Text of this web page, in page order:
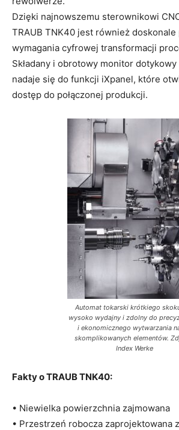
Dzięki najnowszemu sterownikowi
TRAUB TNK40 jest również
wymagania cyfrowej transformacji
Składany i obrotowy monitor dotykowy
nadaje się do funkcji iXpanel, które
dostęp do połączonej produkcji.
Automat tokarski krótkiego
wysoko wydajny i zdolny do
i ekonomicznego wytwarzania
skomplikowanych elementów.
Index Werke
Fakty o TRAUB TNK40:
• Niewielka powierzchnia zajmowana
• Przestrzeń robocza zaprojektowana